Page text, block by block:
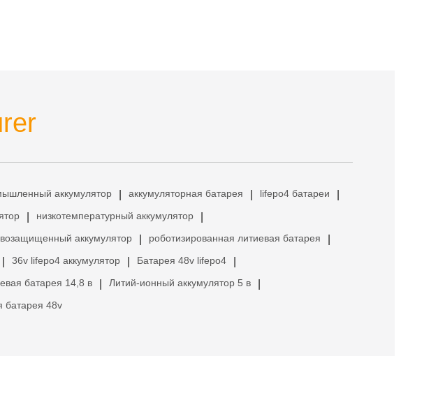
аккумулятор аккумуляторная батарея lifepo4 батареи
низкотемпературный аккумулятор
аккумулятор роботизированная литиевая батарея
36v lifepo4 аккумулятор Батарея 48v lifepo4
батарея 14,8 в Литий-ионный аккумулятор 5 в
батарея 48v